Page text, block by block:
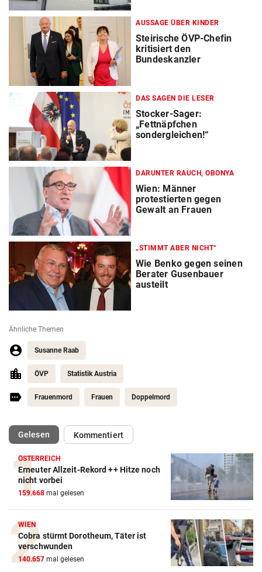
AUSSAGE ÜBER KINDER
Steirische ÖVP-Chefin
kritisiert den
Bundeskanzler
DAS SAGEN DIE LESER
Stocker-Sager:
„Fettnäpfchen
sondergleichen!“
DARUNTER RAUCH, OBONYA
Wien: Männer
protestierten gegen
Gewalt an Frauen
„STIMMT ABER NICHT“
Wie Benko gegen seinen
Berater Gusenbauer
austeilt
Ähnliche Themen
Susanne Raab
ÖVP Statistik Austria
Frauenmord Frauen Doppelmord
Gelesen(ausgewählt)Kommentiert
ÖSTERREICH
Erneuter Allzeit-Rekord ++ Hitze noch
nicht vorbei
159.668 mal gelesen
WIEN
Cobra stürmt Dorotheum, Täter ist
verschwunden
140.657 mal gelesen